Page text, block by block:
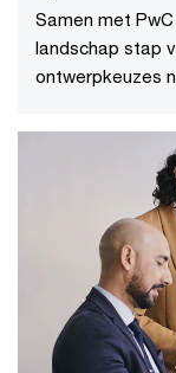
Samen met
landschap stap
ontwerpkeuzes